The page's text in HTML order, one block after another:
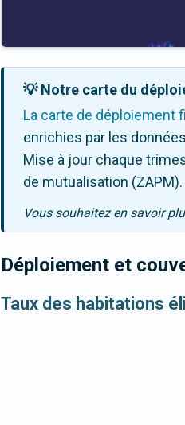
💡 Notre carte du
La carte de déploiement
enrichies par les
Mise à jour chaque
de mutualisation (ZAPM).
Vous souhaitez en savoir
Déploiement et
Taux des habitations